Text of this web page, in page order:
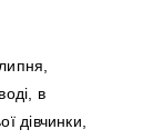
в
дівчинки,